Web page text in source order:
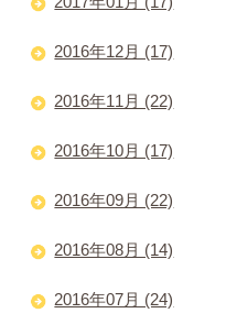
2016年12月 (17)
2016年11月 (22)
2016年10月 (17)
2016年09月 (22)
2016年08月 (14)
2016年07月 (24)